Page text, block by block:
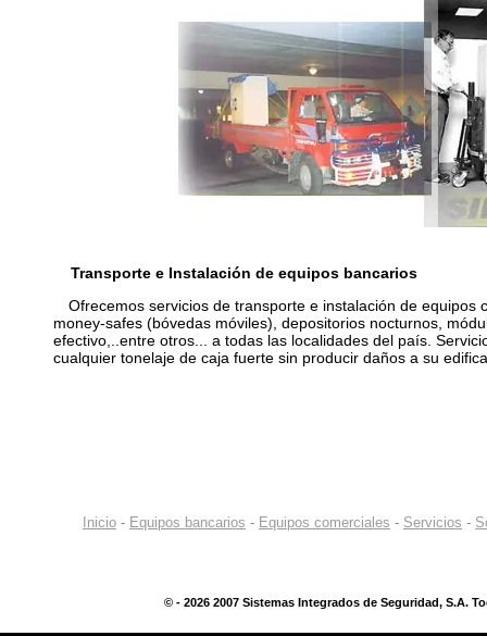
Transporte e Instalación de equipos bancarios
Ofrecemos servicios de transporte e instalación de equipos
money-safes (bóvedas móviles), depositorios nocturnos,
efectivo,..entre otros... a todas las localidades del país.
cualquier tonelaje de caja fuerte sin producir daños a su
Inicio - Equipos bancarios - Equipos comerciales - Servicios -
© - 2026 2007 Sistemas Integrados de Seguridad, S.A.